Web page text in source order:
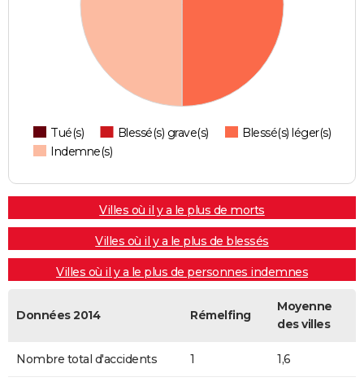
Tué(s) Blessé(s) grave(s)
Blessé(s) léger(s)
Indemne(s)
Villes où il y a le plus de morts
Villes où il y a le plus de blessés
Villes où il y a le plus de personnes indemnes
Données 2014 Rémelfing
Moyenne
des villes
Nombre total d'accidents 1 1,6